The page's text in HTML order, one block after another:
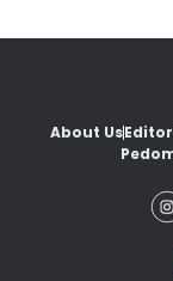
About Us